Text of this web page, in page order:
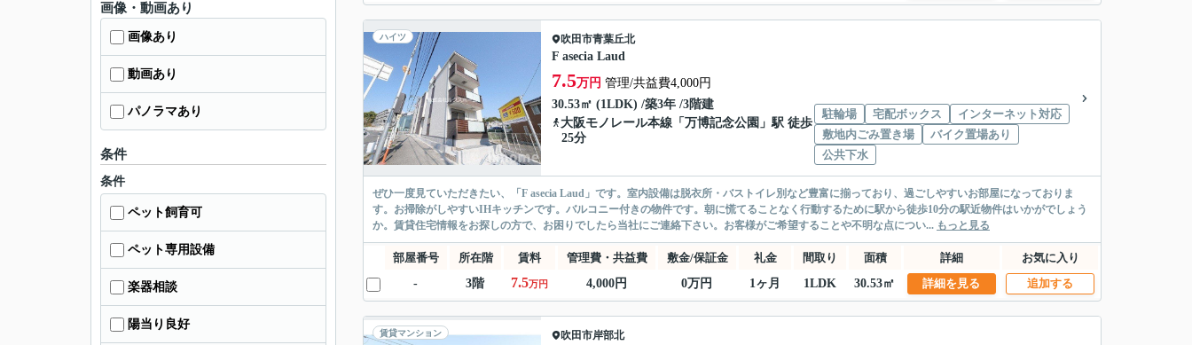
ハイツ 吹田市青葉丘北
F asecia Laud
7.5万円 管理/共益費4,000円
30.53㎡ (1LDK) /築3年 /3階建
大阪モノレール本線 「 万博記念公園 」駅 徒歩
25分
駐輪場 宅配ボックス
インターネット対応
敷地内ごみ置き場
バイク置場あり
公共下水
ぜひ一度見ていただきたい、「F asecia Laud」です。室内設備は脱衣所・バストイレ別など豊富に揃っており、過ごしやすいお部屋になっておりま
す。お掃除がしやすいIHキッチンです。バルコニー付きの物件です。朝に慌てることなく行動するために駅から徒歩10分の駅近物件はいかがでしょう
か。賃貸住宅情報をお探しの方で、お困りでしたら当社にご連絡下さい。お客様がご希望することや不明な点につい... もっと見る
部屋番号 所在階 賃料 管理費・共益費 敷金/保証金 礼金 間取り 面積 詳細
お気に入り
-
3階 7.5万円 4,000円 0万円 1ヶ月 1LDK 30.53㎡ 詳細を見る 追加する
賃貸マンション 吹田市岸部北
画像・動画あり
画像あり
動画あり
パノラマあり
条件
条件
ペット飼育可
ペット専用設備
楽器相談
陽当り良好